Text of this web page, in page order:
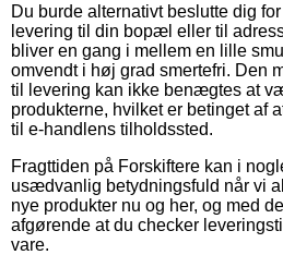
Du burde alternativt beslutte dig
levering til din bopæl eller til
bliver en gang i mellem en lille
omvendt i høj grad smertefri. Den
til levering kan ikke benægtes at
produkterne, hvilket er betinget af
til e-handlens tilholdssted.
Fragttiden på Forskiftere kan i
usædvanlig betydningsfuld når vi
nye produkter nu og her, og med
afgørende at du checker
vare.